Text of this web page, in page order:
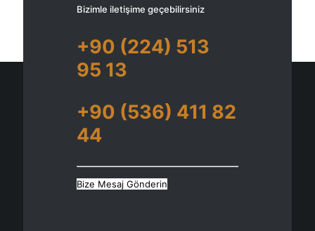
Bizimle iletişime geçebilirsiniz
+90 (224) 513
95 13
+90 (536) 411 82
44
Bize Mesaj Gönderin